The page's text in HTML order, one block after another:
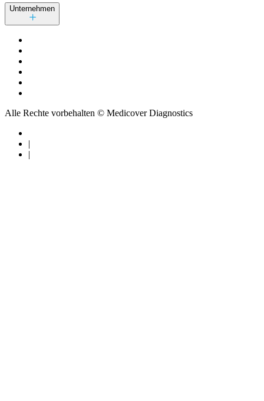
Unternehmen
Alle Rechte vorbehalten © Medicover Diagnostics
|
|